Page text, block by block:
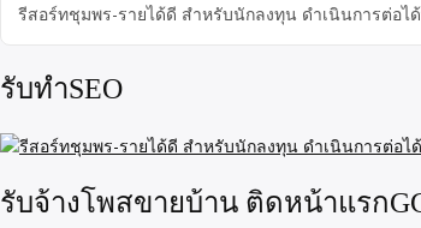
รีสอร์ทชุมพร-รายได้ดี สำหรับนักลงทุน ดำเนินการต่อไ
รับทำSEO
รับจ้างโพสขายบ้าน ติดหน้าแรก